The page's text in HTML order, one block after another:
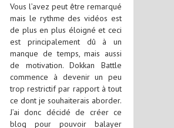
Vous l’avez peut être remarqué
mais le rythme des vidéos est
de plus en plus éloigné et ceci
est principalement dû à un
manque de temps, mais aussi
de motivation. Dokkan Battle
commence à devenir un peu
trop restrictif par rapport à tout
ce dont je souhaiterais aborder.
J’ai donc décidé de créer ce
blog pour pouvoir balayer